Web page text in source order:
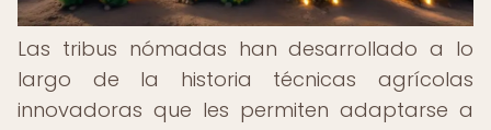
Las tribus nómadas han desarrollado a lo
largo de la historia técnicas agrícolas
innovadoras que les permiten adaptarse a